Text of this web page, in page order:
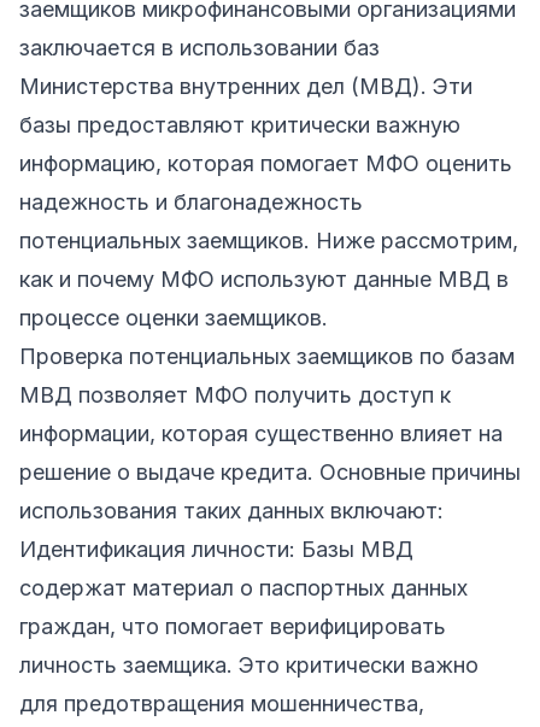
заемщиков микрофинансовыми организациями
заключается в использовании баз
Министерства внутренних дел (МВД). Эти
базы предоставляют критически важную
информацию, которая помогает МФО оценить
надежность и благонадежность
потенциальных заемщиков. Ниже рассмотрим,
как и почему МФО используют данные МВД в
процессе оценки заемщиков.
Проверка потенциальных заемщиков по базам
МВД позволяет МФО получить доступ к
информации, которая существенно влияет на
решение о выдаче кредита. Основные причины
использования таких данных включают:
Идентификация личности: Базы МВД
содержат материал о паспортных данных
граждан, что помогает верифицировать
личность заемщика. Это критически важно
для предотвращения мошенничества,